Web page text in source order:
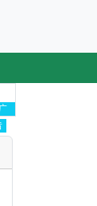
广